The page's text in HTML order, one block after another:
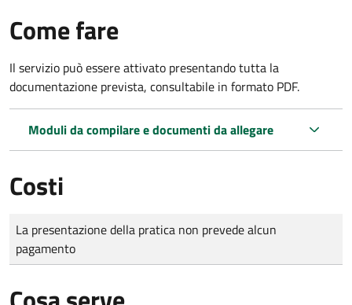
Come fare
Il servizio può essere attivato presentando tutta la
documentazione prevista, consultabile in formato PDF.
Moduli da compilare e documenti da allegare
Costi
Tipo di pagamento
Importo
La presentazione della pratica non prevede alcun
pagamento